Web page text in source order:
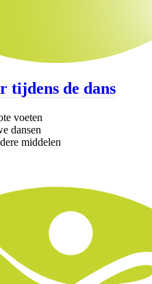
tijdens de dans
voeten
dansen
middelen